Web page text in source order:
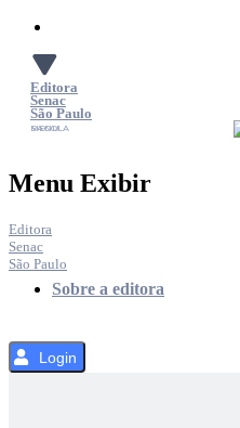
o
Conteúdo
Editora
Senac
São Paulo
SACOLA
MENU
Menu Exibir
Editora
Senac
São Paulo
Sobre a editora
Login